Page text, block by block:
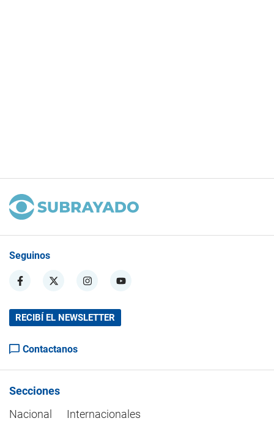
Seguinos
RECIBÍ EL NEWSLETTER
Contactanos
Secciones
Nacional
Internacionales